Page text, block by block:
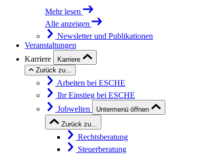
Mehr lesen
Alle anzeigen
Newsletter und Publikationen
Veranstaltungen
Karriere
Karriere
Zurück zu...
Arbeiten bei ESCHE
Ihr Einstieg bei ESCHE
Jobwelten
Untermenü öffnen
Zurück zu...
Rechtsberatung
Steuerberatung